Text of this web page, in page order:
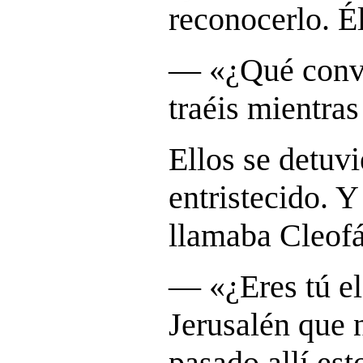
reconocerlo.
― «¿Qué
traéis
Ellos se
entristecido.
llamaba
― «¿Eres tú
Jerusalén que